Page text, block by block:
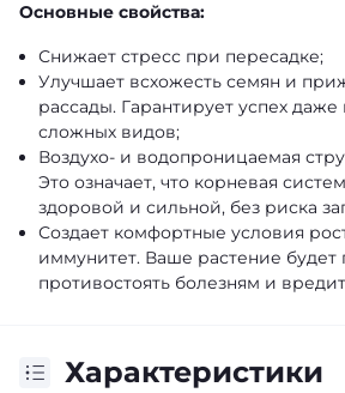
Основные свойства:
Снижает стресс при пересадке;
Улучшает всхожесть семян и
рассады. Гарантирует успех
сложных видов;
Воздухо- и водопроницаемая
Это означает, что корневая
здоровой и сильной, без риска
Создает комфортные условия
иммунитет. Ваше растение будет
противостоять болезням и
Характеристики